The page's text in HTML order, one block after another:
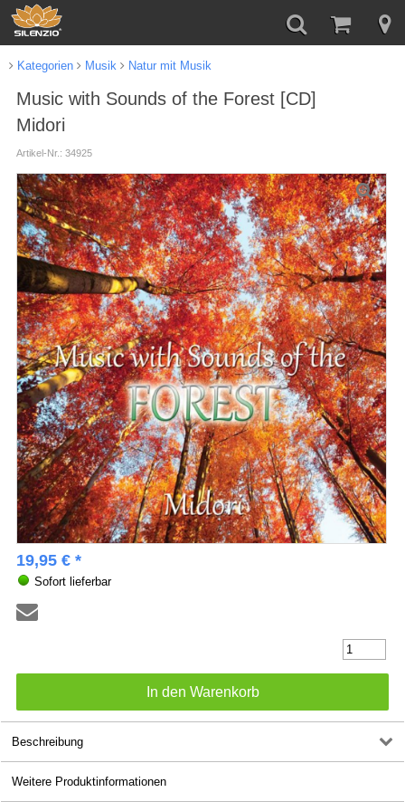
Kategorien Musik Natur mit Musik
Music with Sounds of the Forest [CD]
Midori
Artikel-Nr.: 34925
19,95 € *
Sofort lieferbar
Beschreibung
Weitere Produktinformationen